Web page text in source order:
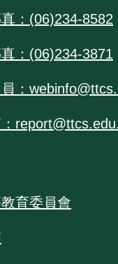
：(06)234-8582
：(06)234-3871
：
育委員會